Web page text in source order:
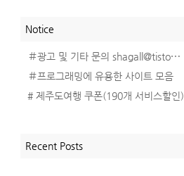
Notice
＃광고 및 기타 문의 shagall@tisto⋯
＃프로그래밍에 유용한 사이트 모음
# 제주도여행 쿠폰(190개 서비스할인)
Recent Posts